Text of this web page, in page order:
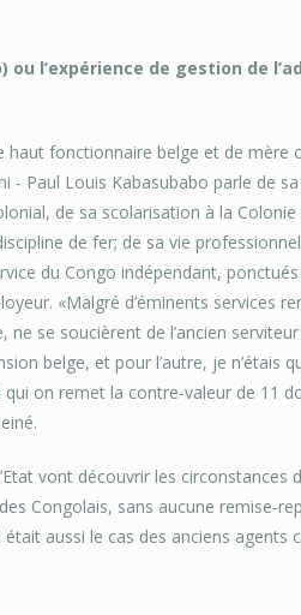
ou l’expérience de gestion de
fonctionnaire belge et de mère
- Paul Louis Kabasubabo parle de
de sa scolarisation à la
de fer; de sa vie
du Congo indépendant,
«Malgré d’éminents services
ne se soucièrent de l’ancien
belge, et pour l’autre, je n’étais
on remet la contre-valeur de 11
vont découvrir les circonstances
Congolais, sans aucune remise-
aussi le cas des anciens agents